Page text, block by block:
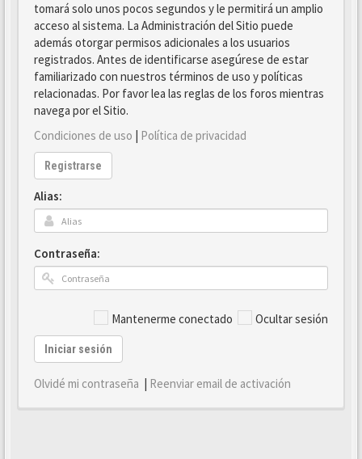
tomará solo unos pocos segundos y le permitirá un amplio
acceso al sistema. La Administración del Sitio puede
además otorgar permisos adicionales a los usuarios
registrados. Antes de identificarse asegúrese de estar
familiarizado con nuestros términos de uso y políticas
relacionadas. Por favor lea las reglas de los foros mientras
navega por el Sitio.
Condiciones de uso | Política de privacidad
Registrarse
Alias:
Contraseña:
Mantenerme conectado Ocultar sesión
Iniciar sesión
Olvidé mi contraseña | Reenviar email de activación